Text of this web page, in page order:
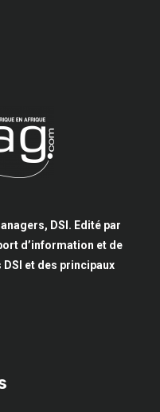
DSI. Edité par
d’information et de
et des principaux